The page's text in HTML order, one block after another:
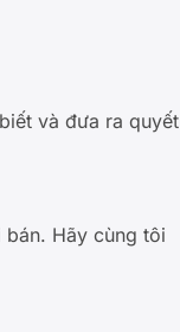
và đưa ra quyết
Hãy cùng tôi